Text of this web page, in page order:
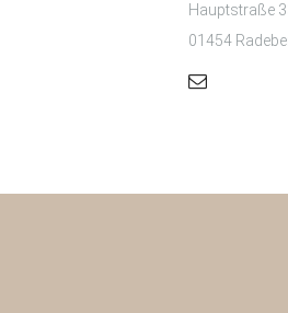
Hauptstraße
01454